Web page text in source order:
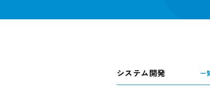
システム開発 一